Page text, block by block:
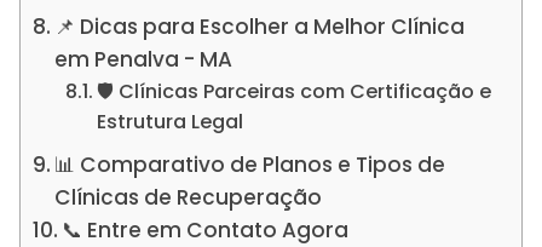
📌 Dicas para Escolher a Melhor Clínica
em Penalva - MA
🛡️ Clínicas Parceiras com Certificação e
Estrutura Legal
📊 Comparativo de Planos e Tipos de
Clínicas de Recuperação
📞 Entre em Contato Agora